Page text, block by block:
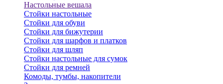
Настольные вешала
Стойки настольные
Стойки для обуви
Стойки для бижутерии
Стойки для шарфов и платков
Стойки для шляп
Стойки настольные для сумок
Стойки для ремней
Комоды, тумбы, накопители